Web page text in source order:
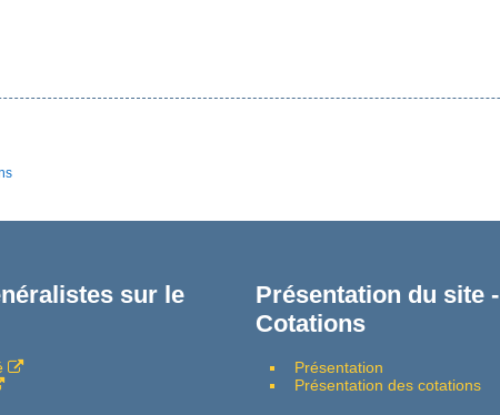
sur le
Présentation du site -
Cotations
Présentation
Présentation des cotations